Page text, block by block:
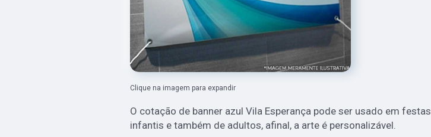
Clique na imagem para expandir
O cotação de banner azul Vila Esperança pode ser usado em festas
infantis e também de adultos, afinal, a arte é personalizável.